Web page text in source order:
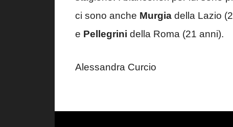
ci sono anche Murgia della Lazio
e Pellegrini della Roma (21 anni).
Alessandra Curcio